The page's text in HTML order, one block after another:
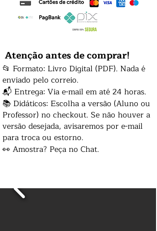
Atenção antes de comprar!
📂 Formato: Livro Digital (PDF). Nada é
enviado pelo correio.
📬 Entrega: Via e-mail em até 24 horas.
📚 Didáticos: Escolha a versão (Aluno ou
Professor) no checkout. Se não houver a
versão desejada, avisaremos por e-mail
para troca ou estorno.
👀 Amostra? Peça no Chat.